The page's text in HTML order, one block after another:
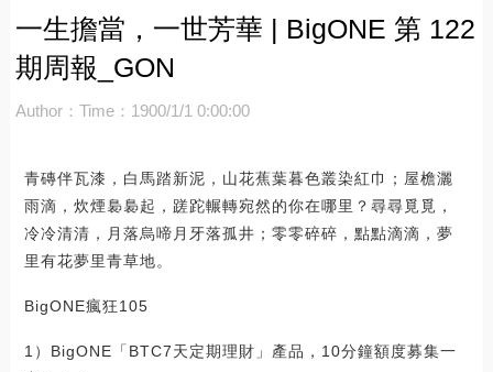
一生擔當，一世芳華 | BigONE 第 122
期周報_GON
Author： Time：1900/1/1 0:00:00
青磚伴瓦漆，白馬踏新泥，山花蕉葉暮色叢染紅巾；屋檐灑
雨滴，炊煙裊裊起，蹉跎輾轉宛然的你在哪里？尋尋覓覓，
冷冷清清，月落烏啼月牙落孤井；零零碎碎，點點滴滴，夢
里有花夢里青草地。
BigONE瘋狂105
1）BigONE「BTC7天定期理財」產品，10分鐘額度募集一